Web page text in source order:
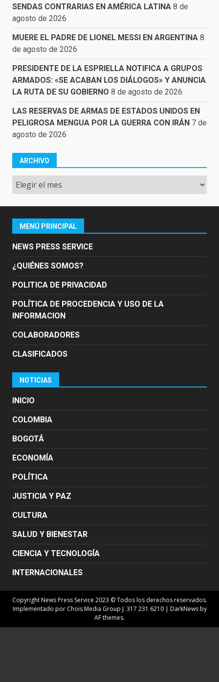
SENDAS CONTRARIAS EN AMÉRICA LATINA 8 de
agosto de 2026
MUERE EL PADRE DE LIONEL MESSI EN ARGENTINA 8
de agosto de 2026
PRESIDENTE DE LA ESPRIELLA NOTIFICA A GRUPOS
ARMADOS: «SE ACABAN LOS DIÁLOGOS» Y ANUNCIA
LA RUTA DE SU GOBIERNO 8 de agosto de 2026
LAS RESERVAS DE ARMAS DE ESTADOS UNIDOS EN
PELIGROSA MENGUA POR LA GUERRA CON IRÁN 7 de
agosto de 2026
ARCHIVO
Archivo
MENÚ PRINCIPAL
NEWS PRESS SERVICE
¿QUIÉNES SOMOS?
POLITICA DE PRIVACIDAD
POLÍTICA DE PROCEDENCIA Y USO DE LA
INFORMACION
COLABORADORES
CLASIFICADOS
NOTICIAS
INICIO
COLOMBIA
BOGOTÁ
ECONOMÍA
POLÍTICA
JUSTICIA Y PAZ
CULTURA
SALUD Y BIENESTAR
CIENCIA Y TECNOLOGÍA
INTERNACIONALES
Copyright News Press Service 2023 © Todos los derechos reservados.
Implementado por Chois Media Group J. 317 231 6210 | DarkNewsby
AF themes.